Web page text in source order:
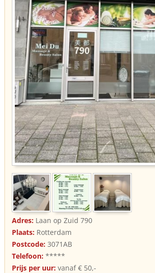
Adres: Laan op Zuid 790
Plaats: Rotterdam
Postcode: 3071AB
Telefoon: *****
Prijs per uur: vanaf € 50,-